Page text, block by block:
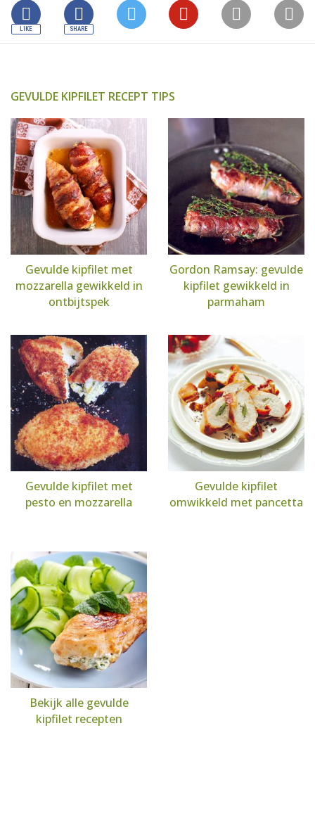
GEVULDE KIPFILET RECEPT TIPS
Gevulde kipfilet met
mozzarella gewikkeld in
ontbijtspek
Gordon Ramsay: gevulde
kipfilet gewikkeld in
parmaham
Gevulde kipfilet met
pesto en mozzarella
Gevulde kipfilet
omwikkeld met pancetta
Bekijk alle gevulde
kipfilet recepten